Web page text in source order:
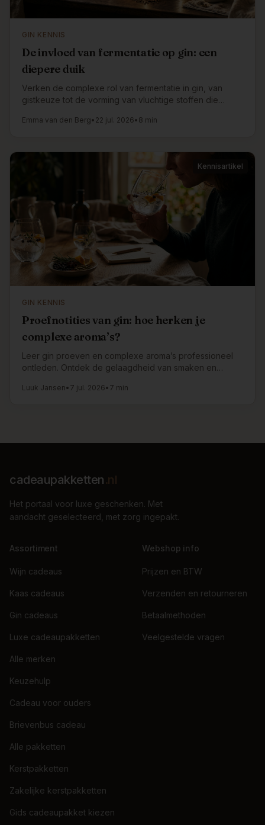
GIN KENNIS
De invloed van fermentatie op gin: een
diepere duik
Verken de complexe rol van fermentatie in gin, van
gistkeuze tot de vorming van vluchtige stoffen die
Emma van den Berg• 22 jul. 2026• 8 min
Kennisartikel
GIN KENNIS
Proefnotities van gin: hoe herken je
complexe aroma’s?
Leer gin proeven en complexe aroma’s professioneel
ontleden. Ontdek de gelaagdheid van smaken en
Luuk Jansen• 7 jul. 2026• 7 min
cadeaupakketten.nl
Het portaal voor luxe geschenken. Met
aandacht geselecteerd, met zorg ingepakt.
Assortiment
Wijn cadeaus
Kaas cadeaus
Gin cadeaus
Luxe cadeaupakketten
Alle merken
Keuzehulp
Cadeau voor ouders
Brievenbus cadeau
Alle pakketten
Kerstpakketten
Zakelijke kerstpakketten
Gids cadeaupakket kiezen
Webshop info
Prijzen en BTW
Verzenden en retourneren
Betaalmethoden
Veelgestelde vragen